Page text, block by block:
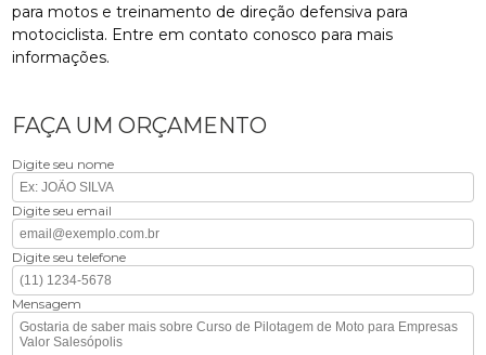
para motos e treinamento de direção defensiva para
motociclista. Entre em contato conosco para mais
informações.
FAÇA UM ORÇAMENTO
Digite seu nome
Digite seu email
Digite seu telefone
Mensagem